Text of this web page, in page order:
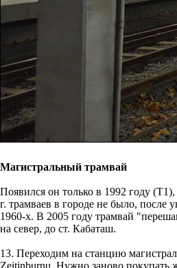
Магистральный трамвай
Появился он только в 1992 году
г. трамваев в городе не было, после
1960-х. В 2005 году трамвай
на север, до ст. Кабаташ.
13. Переходим на станцию
Zeitinburnu. Нужно заново покупать